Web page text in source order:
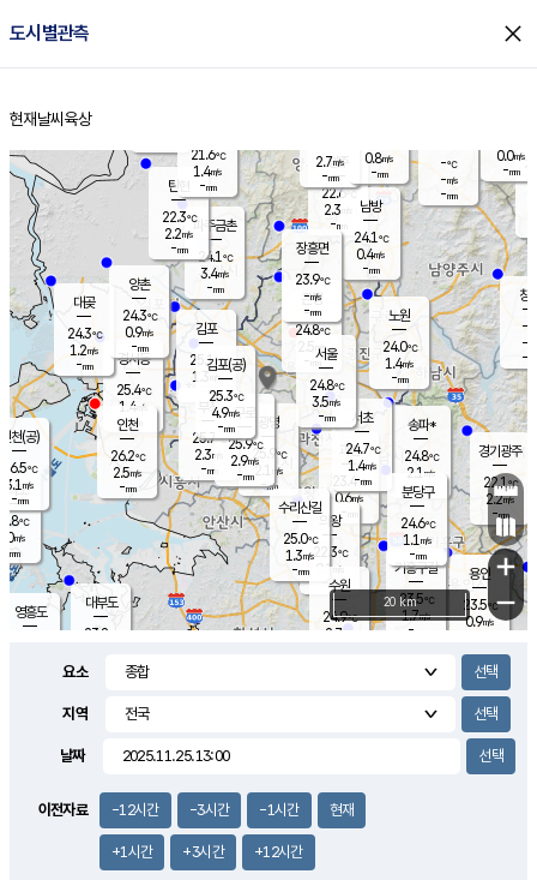
도시별관측 close
홈
현재날씨 육상
의도
℃
m/s
mm
영흥도
양주
22.6℃
2.3
-mm
과천
23.4℃
0.6m/s
- mm
용인
23.5℃
0.9m/s
경기광주
22.1℃
2.2m/s
-mm
1.5m/s
대부도
23.8
경서동
25.4℃
1.4 m/s
-mm
파주금촌
24.1℃
3.4m/s
-mm
-℃
-m/s
-mm
대곶
24.3℃
1.2m/s
-mm
창
-
-m/
-
탄현
22.3℃
2.2m/s
-mm
0.0m/s
-mm
의왕
22.3℃
0.1m/s
mm
김포
25.1℃
1.3 m/s
mm
광명
25.9 ℃
2.1 m/s
-mm
부천
25.7℃
2.3m/s
-mm
양촌
24.3℃
0.9m/s
-mm
구로
25.9℃
2.9m/s
-mm
은평
24.8℃
2.5 m/s
- mm
노원
24.0℃
1.4m/s
-mm
송파*
24.8℃
2.1 m/s
-mm
서초
24.7℃
1.4m/s
-mm
남방
24.1℃
0.4m/s
-mm
기흥구갈
23.5℃
1.7m/s
-
수리산길
25.0℃
1.3m/s
-mm
분당구
24.6℃
1.1 m/s
-mm
장흥면
23.9℃
-m/s
-mm
2.7m/s
-mm
인천(공)
26.5℃
3.1 m/s
-mm
김포(공)
25.3℃
4.9m/s
-mm
수원
24.9℃
2.7 m/s
인천
26.2℃
2.5m/s
-mm
서울
24.8℃
3.5m/s
-mm
21.6℃
1.4m/s
-mm
0.8m/s
-mm
+
−
20 km
요소
지역
날짜
이전자료 -12시간 -3시간 -1시간 현재
+1시간 +3시간 +12시간